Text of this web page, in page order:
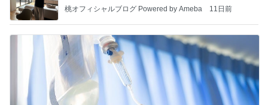
桃オフィシャルブログ Powered by Ameba 11日前